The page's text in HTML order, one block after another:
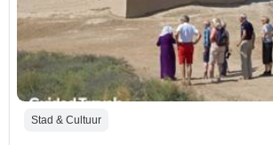
Stad & Cultuur